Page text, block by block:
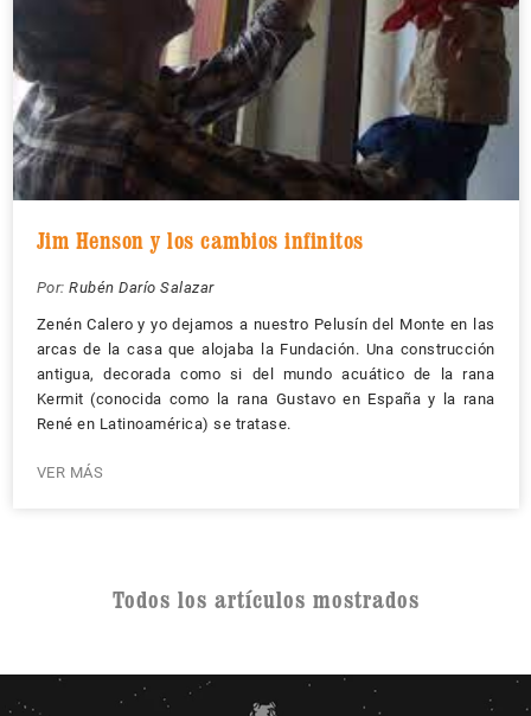
Jim Henson y los cambios infinitos
Por: Rubén Darío Salazar
Zenén Calero y yo dejamos a nuestro Pelusín del Monte en las
arcas de la casa que alojaba la Fundación. Una construcción
antigua, decorada como si del mundo acuático de la rana
Kermit (conocida como la rana Gustavo en España y la rana
René en Latinoamérica) se tratase.
VER MÁS
Todos los artículos mostrados